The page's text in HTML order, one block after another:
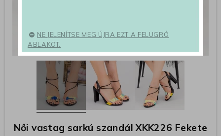
Női vastag sarkú szandál XKK226 Fekete
NE JELENÍTSE MEG ÚJRA EZT A FELUGRÓ
ABLAKOT.